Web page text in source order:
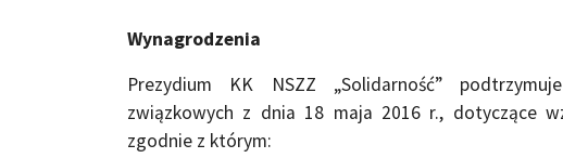
Wynagrodzenia
Prezydium KK NSZZ „Solidarność”
związkowych z dnia 18 maja 2016 r., dotyczące
zgodnie z którym: